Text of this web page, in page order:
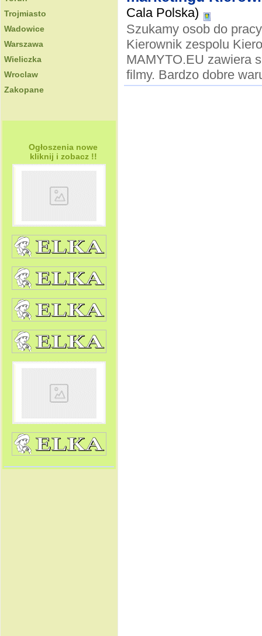
Trojmiasto
Wadowice
Warszawa
Wieliczka
Wroclaw
Zakopane
Ogłoszenia nowe
kliknij i zobacz !!
Cala Polska)
Szukamy osob do
Kierownik zespolu
MAMYTO.EU zawiera
filmy. Bardzo dobre